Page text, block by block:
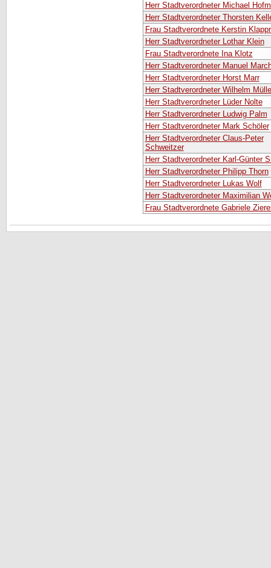
Herr Stadtverordneter Michael
Herr Stadtverordneter Thorsten
Frau Stadtverordnete Kerstin
Herr Stadtverordneter Lothar Klein
Frau Stadtverordnete Ina Klotz
Herr Stadtverordneter Manuel
Herr Stadtverordneter Horst Marr
Herr Stadtverordneter Wilhelm
Herr Stadtverordneter Lüder Nolte
Herr Stadtverordneter Ludwig Palm
Herr Stadtverordneter Mark Schöler
Herr Stadtverordneter Claus-Peter
Schweitzer
Herr Stadtverordneter Karl-Günter
Herr Stadtverordneter Philipp Thorn
Herr Stadtverordneter Lukas Wolf
Herr Stadtverordneter Maximilian
Frau Stadtverordnete Gabriele